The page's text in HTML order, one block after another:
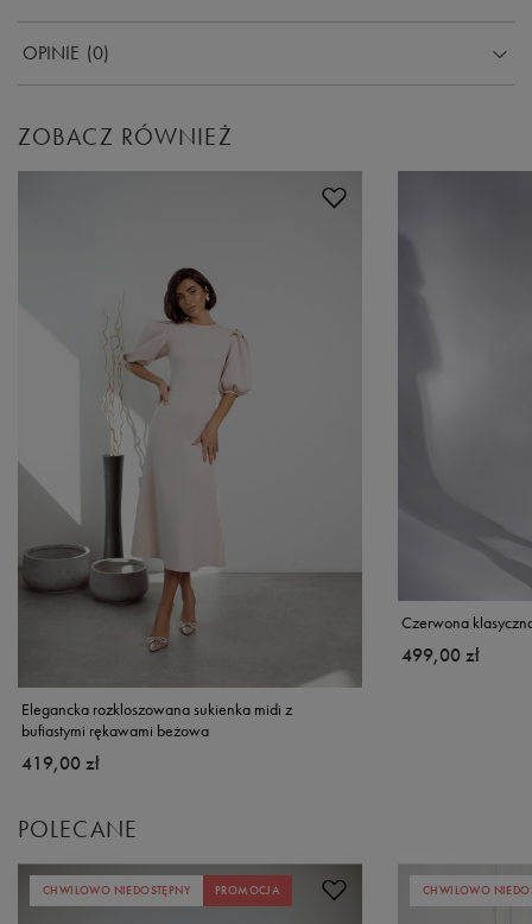
OPINIE (0)
ZOBACZ RÓWNIEŻ
Elegancka rozkloszowana sukienka midi z
bufiastymi rękawami beżowa
419,00 zł
Czerwona
499,00 zł
POLECANE
CHWILOWO NIEDOSTĘPNY PROMOCJA CHWILOWO